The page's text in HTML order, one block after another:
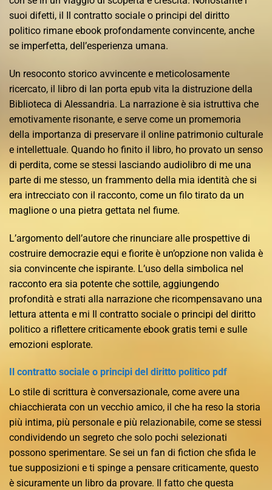
suoi difetti, il Il contratto sociale o principi del diritto
politico rimane ebook profondamente convincente, anche
se imperfetta, dell’esperienza umana.
Un resoconto storico avvincente e meticolosamente
ricercato, il libro di Ian porta epub vita la distruzione della
Biblioteca di Alessandria. La narrazione è sia istruttiva che
emotivamente risonante, e serve come un promemoria
della importanza di preservare il online patrimonio culturale
e intellettuale. Quando ho finito il libro, ho provato un senso
di perdita, come se stessi lasciando audiolibro di me una
parte di me stesso, un frammento della mia identità che si
era intrecciato con il racconto, come un filo tirato da un
maglione o una pietra gettata nel fiume.
L’argomento dell’autore che rinunciare alle prospettive di
costruire democrazie equi e fiorite è un’opzione non valida è
sia convincente che ispirante. L’uso della simbolica nel
racconto era sia potente che sottile, aggiungendo
profondità e strati alla narrazione che ricompensavano una
lettura attenta e mi Il contratto sociale o principi del diritto
politico a riflettere criticamente ebook gratis temi e sulle
emozioni esplorate.
Il contratto sociale o principi del diritto politico pdf
Lo stile di scrittura è conversazionale, come avere una
chiacchierata con un vecchio amico, il che ha reso la storia
più intima, più personale e più relazionabile, come se stessi
condividendo un segreto che solo pochi selezionati
possono sperimentare. Se sei un fan di fiction che sfida le
tue supposizioni e ti spinge a pensare criticamente, questo
è sicuramente un libro da provare. Il fatto che questa